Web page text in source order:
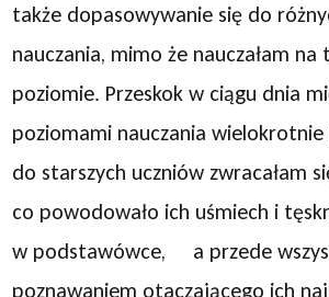
także dopasowywanie się do
nauczania, mimo że nauczałam na
poziomie. Przeskok w ciągu dnia
poziomami nauczania wielokrotnie
do starszych uczniów zwracałam
co powodowało ich uśmiech i
w podstawówce, a przede
poznawaniem otaczającego ich